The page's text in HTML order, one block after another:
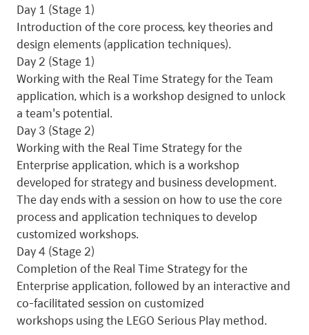
Day 1 (Stage 1)
Introduction of the core process, key theories and
design elements (application techniques).
Day 2 (Stage 1)
Working with the Real Time Strategy for the Team
application, which is a workshop designed to unlock
a team's potential.
Day 3 (Stage 2)
Working with the Real Time Strategy for the
Enterprise application, which is a workshop
developed for strategy and business development.
The day ends with a session on how to use the core
process and application techniques to develop
customized workshops.
Day 4 (Stage 2)
Completion of the Real Time Strategy for the
Enterprise application, followed by an interactive and
co-facilitated session on customized
workshops using the LEGO Serious Play method.